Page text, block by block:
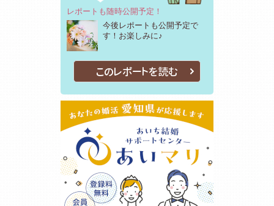
レポートも随時公開予定！
今後レポートも公開予定で
す！お楽しみに♪
このレポートを読む